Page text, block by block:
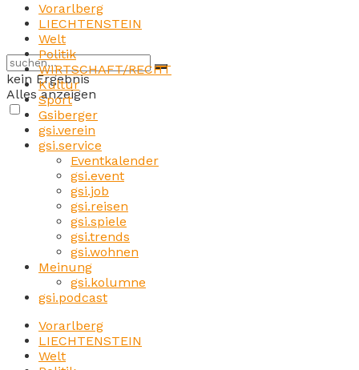
kein Ergebnis
Alles anzeigen
Vorarlberg
LIECHTENSTEIN
Welt
Politik
WIRTSCHAFT/RECHT
Kultur
Sport
Gsiberger
gsi.verein
gsi.service
Eventkalender
gsi.event
gsi.job
gsi.reisen
gsi.spiele
gsi.trends
gsi.wohnen
Meinung
gsi.kolumne
gsi.podcast
Vorarlberg
LIECHTENSTEIN
Welt